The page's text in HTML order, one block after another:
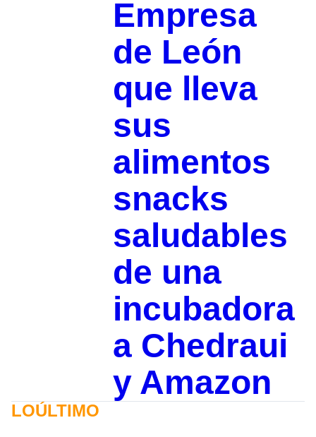
Empresa
de León
que lleva
sus
alimentos
snacks
saludables
de una
incubadora
a Chedraui
y Amazon
LOÚLTIMO